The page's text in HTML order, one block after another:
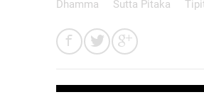
Dhamma
Sutta Pitaka